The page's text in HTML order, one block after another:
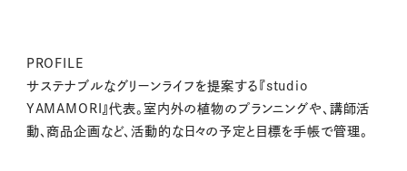
PROFILE
サステナブルなグリーンライフを提案する 『studio
YAMAMORI 』代表。室内外の植物のプランニングや、講師活
動、商品企画など、活動的な日々の予定と目標を手帳で管理。